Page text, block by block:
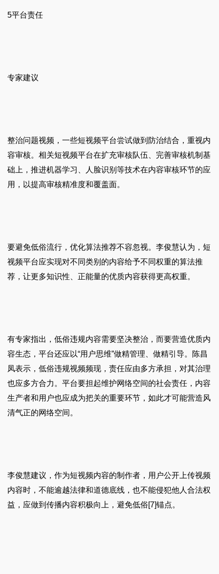
5平台责任
专家建议
整治问题视频，一些短视频平台尝试做到防治结合，重视内
容审核。相关短视频平台在扩充审核队伍、完善审核机制基
础上，推进机器学习、人脸识别等技术在内容审核环节的应
用，以提高审核精准度和覆盖面。
要避免低俗流行，优化算法推荐不容忽视。李俊慧认为，短
视频平台应实现对不同类别的内容给予不同权重的算法推
荐，让更多知识性、正能量的优质内容获得更高权重。
有专家指出，低俗违规内容需要坚决整治，而要营造优质内
容生态，平台还应以“用户思维”做精管理、做精引导。陈昌
凤表示，低俗违规视频频现，责任应由多方承担，对其治理
也应多方合力。平台要担起维护网络空间的社会责任，内容
生产者和用户也应成为把关的重要环节，如此才可能营造风
清气正的网络空间。
李俊慧建议，作为短视频内容的制作者，用户公开上传视频
内容时，不能逾越法律和道德底线，也不能侵犯他人合法权
益，应做到传播内容积极向上，避免低俗[7]锚点。